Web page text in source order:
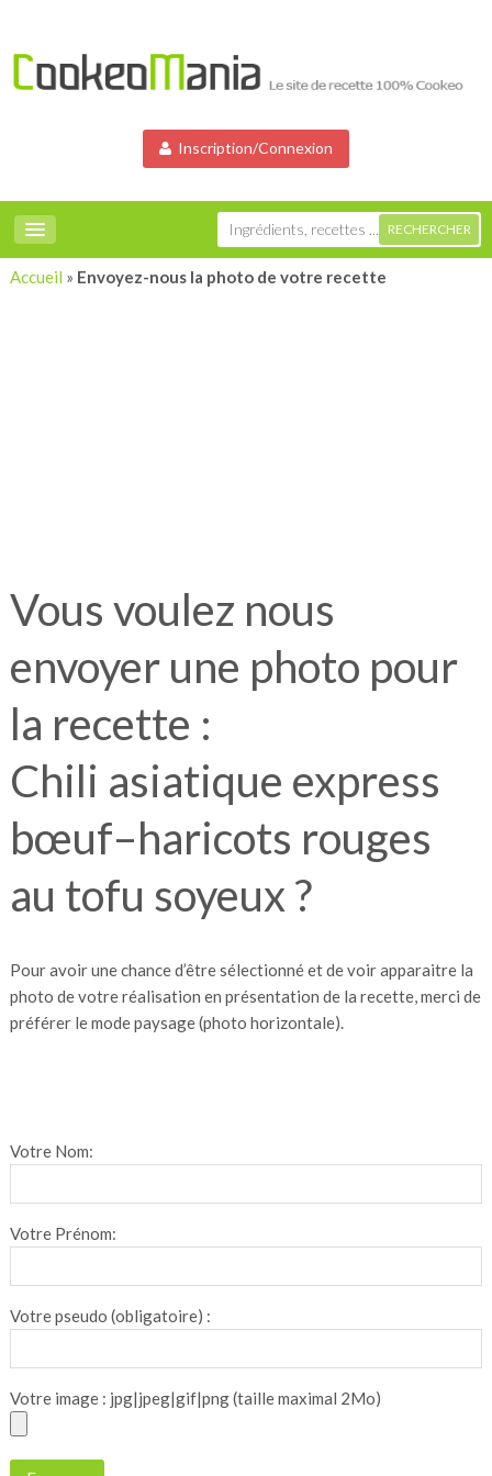
Inscription/Connexion
Accueil » Envoyez-nous la photo de votre recette
Vous voulez nous
envoyer une photo pour
la recette :
Chili asiatique express
bœuf–haricots rouges
au tofu soyeux ?
Pour avoir une chance d’être sélectionné et de voir apparaitre la
photo de votre réalisation en présentation de la recette, merci de
préférer le mode paysage (photo horizontale).
Votre Nom:
Votre Prénom:
Votre pseudo (obligatoire) :
Votre image : jpg|jpeg|gif|png (taille maximal 2Mo)